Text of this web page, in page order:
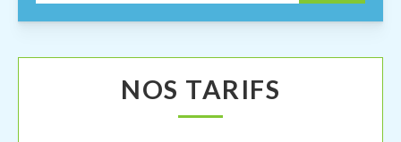
NOS TARIFS